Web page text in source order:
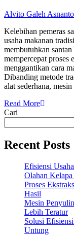
Alvito Galeh Asnanto
Kelebihan pemeras
usaha makanan
membutuhkan
mempercepat proses
menggantikan cara
Dibanding metode
alat sederhana,
Read More
Cari
Recent Posts
Efisiensi
Olahan
Proses
Hasil
Mesin
Lebih Teratur
Solusi
Untung